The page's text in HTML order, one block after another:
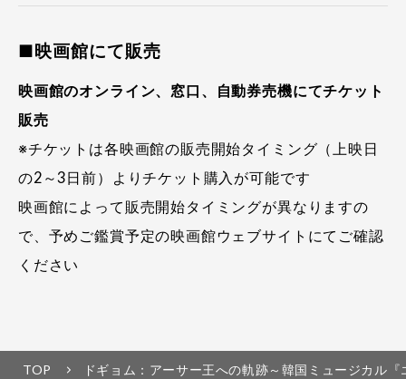
■映画館にて販売
映画館のオンライン、窓口、自動券売機にてチケット
販売
※チケットは各映画館の販売開始タイミング（上映日
の2～3日前）よりチケット購入が可能です
映画館によって販売開始タイミングが異なりますの
で、予めご鑑賞予定の映画館ウェブサイトにてご確認
ください
TOP ドギョム：アーサー王への軌跡～韓国ミュージカル